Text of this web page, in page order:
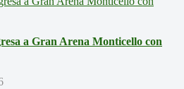
a Gran Arena Monticello con